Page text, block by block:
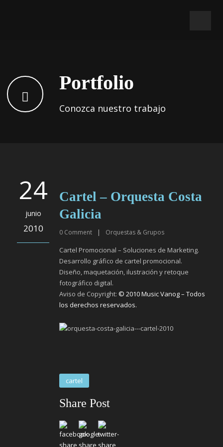
Portfolio
Conozca nuestro trabajo
24
junio
2010
Cartel – Orquesta Costa
Galicia
0 Comment | Orquestas & Grupos
Cartel Promocional – Soluciones de Marketing.
Desarrollo gráfico de cartel promocional.
Diseño, maquetación, ilustración y retoque
fotográfico digital.
Aviso de Copyright: © 2010 Music Vanog – Todos
los derechos reservados.
cartel
Share Post